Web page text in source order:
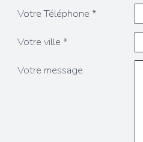
Votre Téléphone *
Votre ville *
Votre message